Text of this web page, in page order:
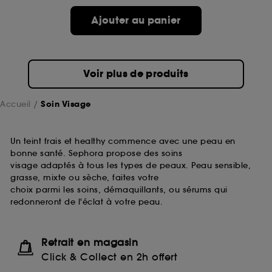
Ajouter au panier
Voir plus de produits
Accueil Soin Visage
Un teint frais et healthy commence avec une peau en
bonne santé. Sephora propose des soins
visage adaptés à tous les types de peaux. Peau sensible,
grasse, mixte ou sèche, faites votre
choix parmi les soins, démaquillants, ou sérums qui
redonneront de l'éclat à votre peau.
Retrait en magasin
Click & Collect en 2h offert
pouvez personnaliser vos choix concernant le dépôt
de ces cookies grâce au bouton "personnaliser mes
choix" ci-dessous ou décider de "tout accepter".
Sephora pourra associer les informations de
collectées ou générées lors de votre activité en ligne
ou en magasin. Pour refuser tous les cookies, cliques
sur "continuer sans accepter". Voous pouvez à tout
moment choisir de retirer votrte consentement. Si vous
souhaitez obtenir plus d'information sur les cookies
utilisés, cliquezici.